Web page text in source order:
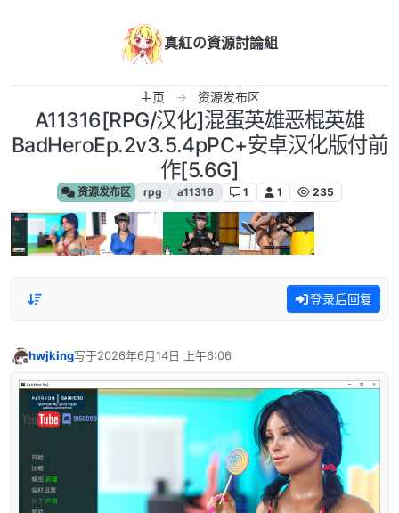
真紅の資源討論組
主页 资源发布区
A11316[RPG/汉化]混蛋英雄恶棍英雄
BadHeroEp.2v3.5.4pPC+安卓汉化版付前
作[5.6G]
资源发布区 rpg a11316 1 1 235
登录后回复
hwjking写于2026年6月14日 上午6:06
最后由 编辑